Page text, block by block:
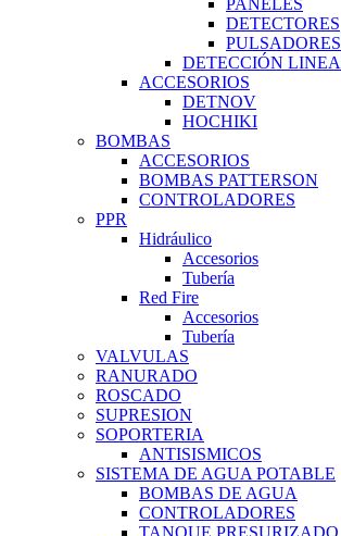
PANELES
DETECTORES
DETECCIÓN
ACCESORIOS
DETNOV
HOCHIKI
BOMBAS
ACCESORIOS
BOMBAS PATTERSON
CONTROLADORES
PPR
Hidráulico
Accesorios
Tubería
Red Fire
Accesorios
Tubería
VALVULAS
RANURADO
ROSCADO
SUPRESION
SOPORTERIA
ANTISISMICOS
SISTEMA DE AGUA POTABLE
BOMBAS DE AGUA
CONTROLADORES
TANQUE PRESURIZADO